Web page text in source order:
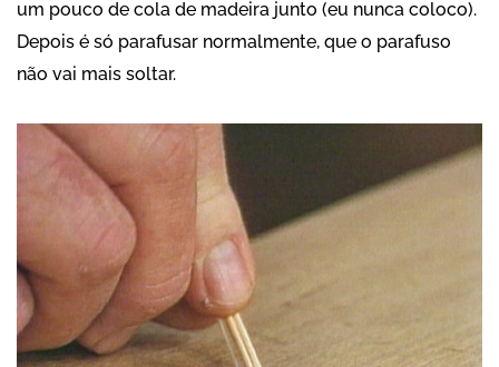
um pouco de cola de madeira junto (eu nunca coloco).
Depois é só parafusar normalmente, que o parafuso
não vai mais soltar.